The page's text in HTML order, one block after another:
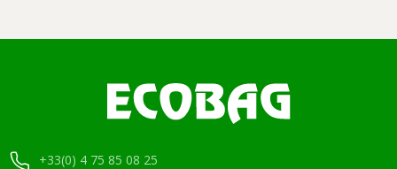
+33(0) 4 75 85 08 25